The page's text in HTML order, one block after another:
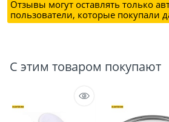
Отзывы могут оставлять только
пользователи, которые покупали
С этим товаром покупают